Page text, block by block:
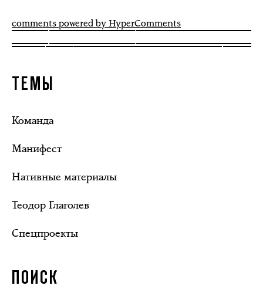
comments powered by HyperComments
ТЕМЫ
Команда
Манифест
Нативные материалы
Теодор Глаголев
Спецпроекты
ПОИСК